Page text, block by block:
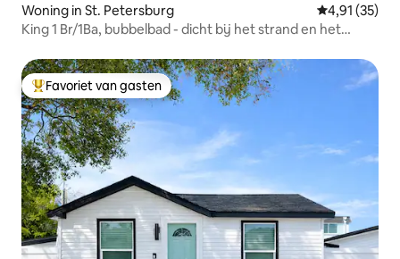
Woning in St. Petersburg Gemiddelde
4,91 (35)
King 1 Br/1Ba, bubbelbad - dicht bij het strand en het
Topfavoriet van gasten
Favoriet van gasten